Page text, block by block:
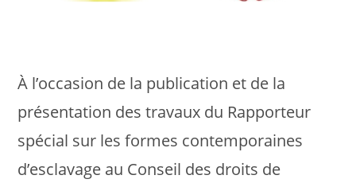
À l’occasion de la publication et de la
présentation des travaux du Rapporteur
spécial sur les formes contemporaines
d’esclavage au Conseil des droits de